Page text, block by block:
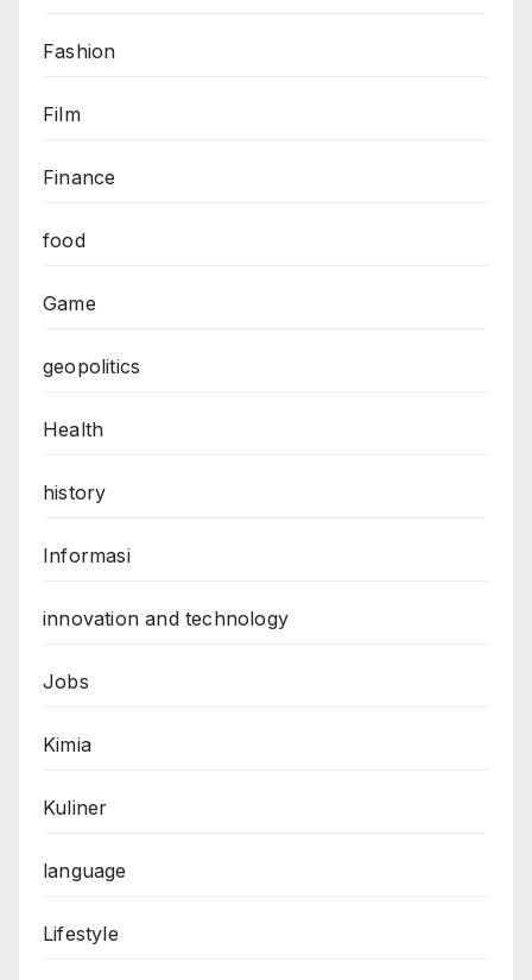
Fashion
Film
Finance
food
Game
geopolitics
Health
history
Informasi
innovation and technology
Jobs
Kimia
Kuliner
language
Lifestyle